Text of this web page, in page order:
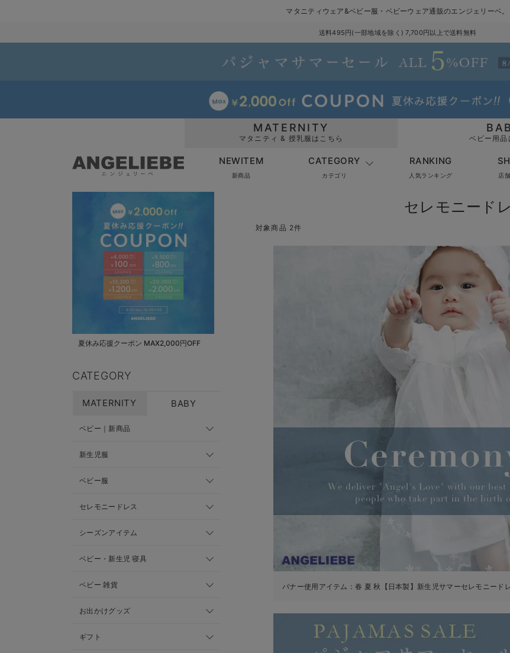
マタニティウェア&ベビー服・ベビーウェア通販のエンジェリーベ。
送料495円(一部地域を除く) 7,700円以上で送料無料
MATERNITY
マタニティ & 授乳服はこちら ベビー用品
NEWITEM
新商品
CATEGORY
カテゴリ
RANKING
人気ランキング 店
夏休み応援クーポン MAX2,000円OFF
CATEGORY
MATERNITY BABY
ベビー｜新商品
新生児服
ベビー服
セレモニードレス
シーズンアイテム
ベビー・新生児 寝具
ベビー 雑貨
お出かけグッズ
ギフト
セレモニード
対象商品 2件
バナー使用アイテム： 春 夏 秋【日本製】新生児サマーセレモニード